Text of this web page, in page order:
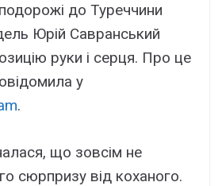
до Туреччини
Юрій Савранський
руки і серця. Про це
у
.
що зовсім не
сюрпризу від коханого.